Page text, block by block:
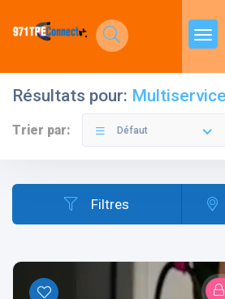
Résultats pour:
Trier par: Défaut
Filtres